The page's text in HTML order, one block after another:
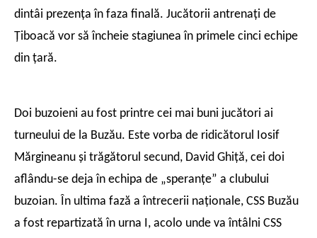
dintâi prezenţa în faza finală. Jucătorii antrenaţi de
Ţiboacă vor să încheie stagiunea în primele cinci echipe
din ţară.
Doi buzoieni au fost printre cei mai buni jucători ai
turneului de la Buzău. Este vorba de ridicătorul Iosif
Mărgineanu şi trăgătorul secund, David Ghiţă, cei doi
aflându-se deja în echipa de „speranţe” a clubului
buzoian. În ultima fază a întrecerii naţionale, CSS Buzău
a fost repartizată în urna I, acolo unde va întâlni CSS